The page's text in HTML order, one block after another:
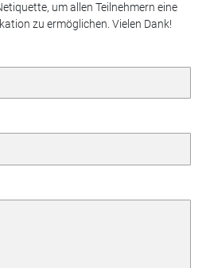
um allen Teilnehmern eine
zu ermöglichen. Vielen Dank!